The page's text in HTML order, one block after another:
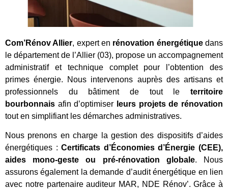
Com’Rénov Allier, expert en rénovation énergétiquedans
le département de l’Allier (03), propose un accompagnement
administratif et technique complet pour l’obtention des
primes énergie. Nous intervenons auprès des artisans et
professionnels du bâtiment de tout le territoire
bourbonnais afin d’optimiser leurs projets de rénovation
tout en simplifiant les démarches administratives.
Nous prenons en charge la gestion des dispositifs d’aides
énergétiques :Certificats d’Économies d’Énergie (CEE),
aides mono-geste ou pré-rénovation globale. Nous
assurons également la demande d’audit énergétique en lien
avec notre partenaire auditeur MAR, NDE Rénov’. Grâce à